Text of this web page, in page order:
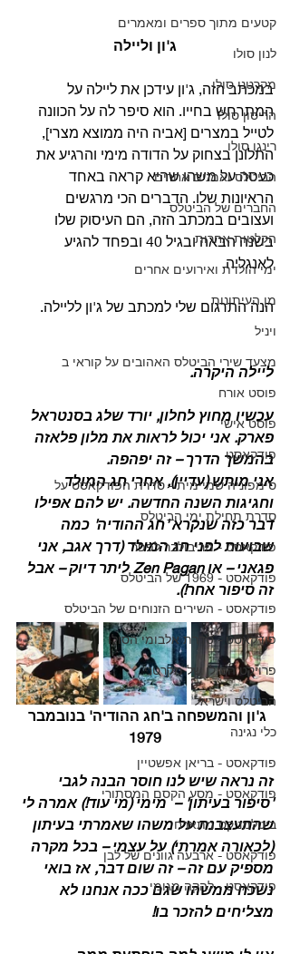
קטעים מתוך ספרים ומאמרים
לנון סולו
מקרטני סולו
הריסון סולו
רינגו סולו
הביטלס ואמנים אחרים
החברים של הביטלס
הקלטות אחרות
ימי הולדת ואירועים אחרים
מן העיתונות
ויניל
מצעד שירי הביטלס האהובים על קוראי ב
פוסט אורח
פוסט אישי
פודקאסט
סימפוניה שמיימית - סדרת הפודקאסט על
סדרת תחילת ימי הביטלס
פודקאסט - מריבולבר לפפר
פודקאסט - 1969 של הביטלס
פודקאסט - השירים הזנוחים של הביטלס
פודקאסט - סדרת אלבומי הסולו
פרויקט הסולו של מקרטני
הביטלס וישראל
כלי נגינה
פודקאסט - בריאן אפשטיין
פודקאסט - מסע הקסם המסתורי
ביטלמניקס מתארח
פודקאסט - ארבעה גוונים של לבן
פודקאסט - להקה מגומי
ג'ון וליילה
במכתב הזה, ג'ון עידכן את ליילה על
המתרחש בחייו. הוא סיפר לה על הכוונה
לטייל במצרים [אביה היה ממוצא מצרי],
התלונן בצחוק על הדודה מימי והרגיע את
כעסה על משהו שהיא קראה באחד
הראיונות שלו. הדברים הכי מרגשים
ועצובים במכתב הזה, הם העיסוק שלו
בשנה הבאה ובגיל 40 ובפחד להגיע
לאנגליה.
הנה התרגום שלי למכתב של ג'ון לליילה.
ליילה היקרה.
עכשיו מחוץ לחלון, יורד שלג בסנטראל
פארק. אני יכול לראות את מלון פלאזה
בהמשך הדרך – זה יפהפה.
אני מותש (עדיין), אחרי חג המולד
וחגיגות השנה החדשה. יש להם אפילו
דבר כזה שנקרא 'חג ההודיה' כמה
שבועות לפני חג המולד (דרך אגב, אני
פגאני – או Zen Pagan ליתר דיוק – אבל
זה סיפור אחר!).
ג'ון והמשפחה ב'חג ההודיה' בנובמבר
1979
זה נראה שיש לנו חוסר הבנה לגבי
'סיפור בעיתון' –  מימי (מי עוד!) אמרה לי
שהתעצבנת על משהו שאמרתי בעיתון
(לכאורה אמרתי) על עצמי – בכל מקרה
מספיק עם זה – זה שום דבר, אז בואי
נשכח ממשהו שגם ככה אנחנו לא
מצליחים להזכר בו!